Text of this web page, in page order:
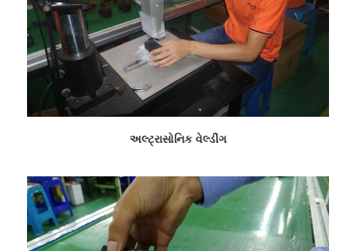
અલ્ટ્રાસોનિક વેલ્ડીંગ